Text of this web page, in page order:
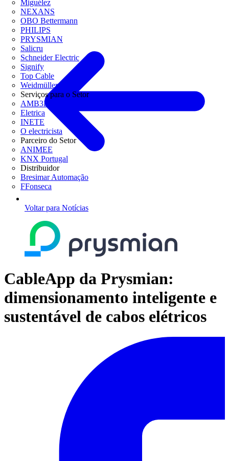
Miguélez
NEXANS
OBO Bettermann
PHILIPS
PRYSMIAN
Salicru
Schneider Electric
Signify
Top Cable
Weidmüller
Serviços para o Setor
AMB3E
Eletrica
INETE
O electricista
Parceiro do Setor
ANIMEE
KNX Portugal
Distribuidor
Bresimar Automação
FFonseca
Voltar para Notícias
CableApp da Prysmian:
dimensionamento inteligente e
sustentável de cabos elétricos